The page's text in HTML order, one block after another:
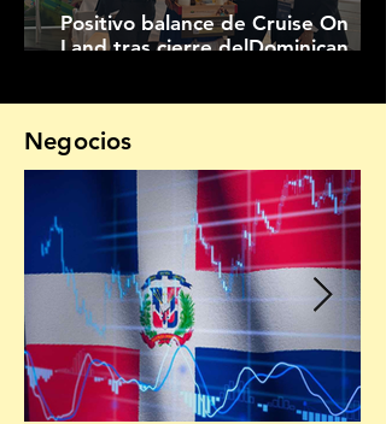
Positivo balance de Cruise On
Land tras cierre delDominican
Negocios